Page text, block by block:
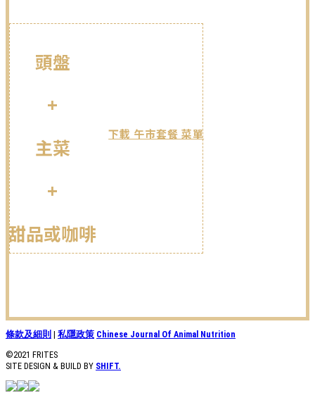
立即預訂
頭盤
+
主菜
+
甜品或咖啡
下載 午市套餐 菜單
條款及細則 | 私隱政策 Chinese Journal Of Animal Nutrition
©2021 FRITES
SITE DESIGN & BUILD BY SHIFT.